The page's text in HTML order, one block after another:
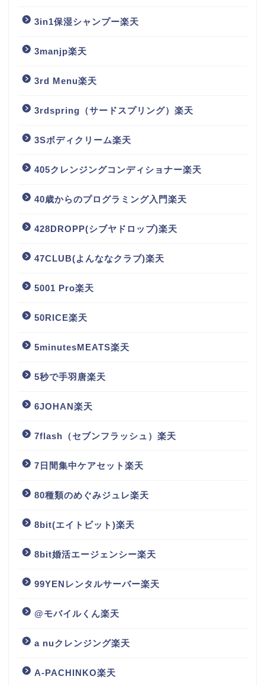
3in1保湿シャンプー楽天
3manjp楽天
3rd Menu楽天
3rdspring（サードスプリング）楽天
3Sボディクリーム楽天
405クレンジングコンディショナー楽天
40歳からのプログラミング入門楽天
428DROPP(シブヤドロップ)楽天
47CLUB(よんななクラブ)楽天
5001 Pro楽天
50RICE楽天
5minutesMEATS楽天
5秒で手羽唐楽天
6JOHAN楽天
7flash（セブンフラッシュ）楽天
7日間集中ケアセット楽天
80種類のめぐみジュレ楽天
8bit(エイトビット)楽天
8bit婚活エージェンシー楽天
99YENレンタルサーバー楽天
@モバイルくん楽天
a nuクレンジング楽天
A-PACHINKO楽天